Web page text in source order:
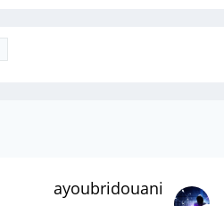
ayoubridouani